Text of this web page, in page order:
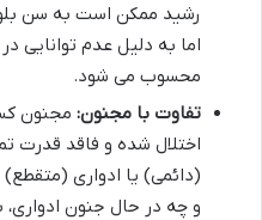
رشید ممکن است به سن
اما به دلیل عدم توانایی
محسوب می شود.
تفاوت با مجنون: مجنون
اختلال شده و فاقد قدرت
(دائمی) یا ادواری
و چه در حال جنون